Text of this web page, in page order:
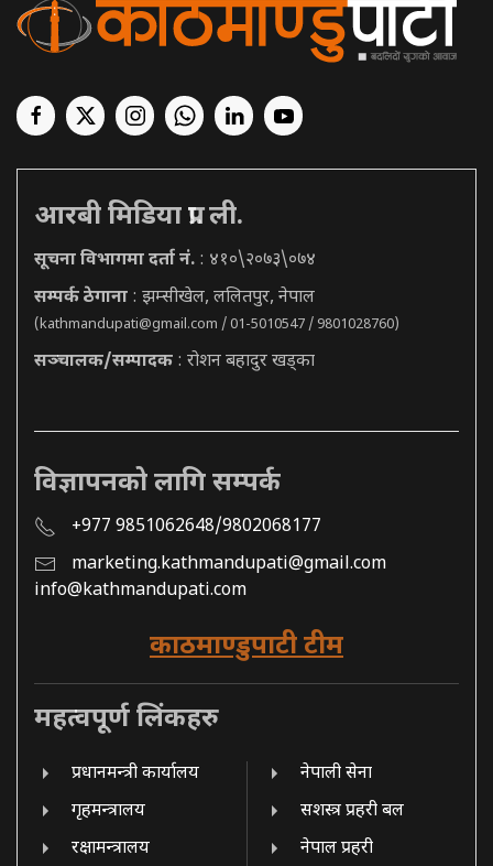
आरबी मिडिया प्रा. ली.
सूचना विभागमा दर्ता नं. : ४१०\२०७३\०७४
सम्पर्क ठेगाना : झम्सीखेल, ललितपुर, नेपाल
(kathmandupati@gmail.com / 01-5010547 / 9801028760)
सञ्चालक/सम्पादक : रोशन बहादुर खड्का
विज्ञापनको लागि सम्पर्क
+977 9851062648/9802068177
marketing.kathmandupati@gmail.com
info@kathmandupati.com
काठमाण्डुपाटी टीम
महत्वपूर्ण लिंकहरु
प्रधानमन्त्री कार्यालय
गृहमन्त्रालय
रक्षामन्त्रालय
नेपाली सेना
सशस्त्र प्रहरी बल
नेपाल प्रहरी